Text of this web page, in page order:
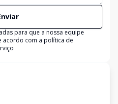
para que a nossa equipe
acordo com a política de